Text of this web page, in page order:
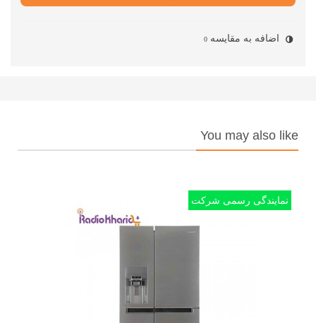
اضافه به مقایسه 0
You may also like
نمایندگی رسمی شرکت